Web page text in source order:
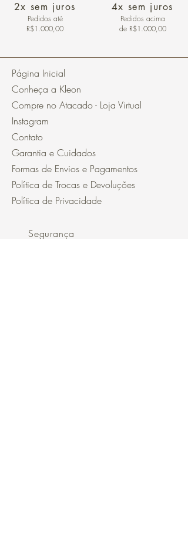
2x sem juros
Pedidos até
R$1.000,00
4x sem juros
Pedidos acima
de R$1.000,00
Página Inicial
Conheça a Kleon
Compre no Atacado - Loja Virtual
Instagram
Contato
Garantia e Cuidados
Formas de Envios e Pagamentos
Política de Trocas e Devoluções
Política de Privacidade
Segurança